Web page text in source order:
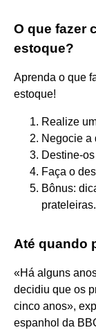
O que fazer
estoque?
Aprenda o que
estoque!
Realize
Negocie a
Destine-
Faça o
Bônus:
prateleiras.
Até quando
«Há alguns
decidiu que os
cinco anos»,
espanhol da